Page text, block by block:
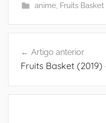
anime, Fruits Basket
de
Artigo anterior
Fruits Basket (2019)